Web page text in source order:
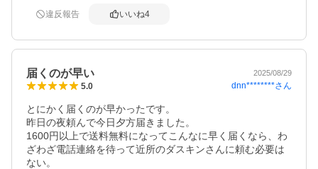
辞なしにやはりダスキンさんだなと思いました、人それぞ
るかも、ダスキンさんもっと良い製品をお願いしますね
違反報告 いいね4
届くのが早い 2025/08/29
5.0 dnn********さん
とにかく届くのが早かったです。
昨日の夜頼んで今日夕方届きました。
1600円以上で送料無料になってこんなに早く届くなら、わ
ざわざ電話連絡を待って近所のダスキンさんに頼む必要は
ない。